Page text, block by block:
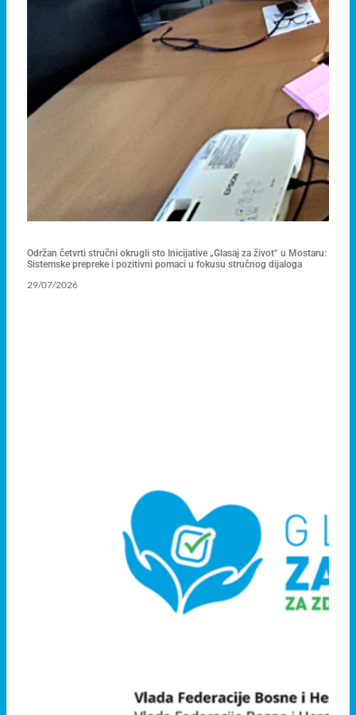
Održan četvrti stručni okrugli sto Inicijative „Glasaj za život“ u Mostaru:
Sistemske prepreke i pozitivni pomaci u fokusu stručnog dijaloga
29/07/2026